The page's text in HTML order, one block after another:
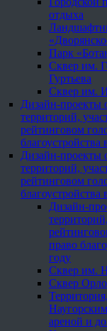
отдыха
Парк
Сквер им.
Гуртьева
Сквер им.
Дизайн-проекты
территорий,
рейтинговом
благоустройства
Дизайн-проекты
территорий,
рейтинговом
благоустройства
Дизайн-
право
году
Сквер им.
Сквер
ареной и